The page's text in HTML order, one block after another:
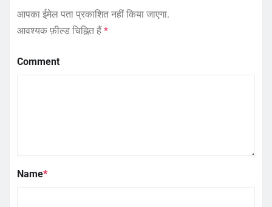
आपका ईमेल पता प्रकाशित नहीं किया जाएगा.
आवश्यक फ़ील्ड चिह्नित हैं*
Comment
Name*